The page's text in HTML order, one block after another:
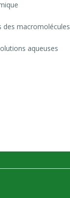
des macromolécules
aqueuses